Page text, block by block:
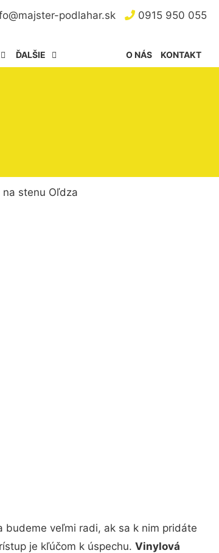
podlahar.sk 0915 950 055
ĎALŠIE KONTAKT
O NÁS
budeme veľmi radi, ak sa k nim pridáte
je kľúčom k úspechu. Vinylová